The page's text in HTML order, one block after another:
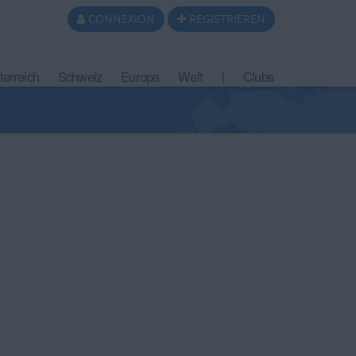
CONNEXION REGISTRIEREN
Schweiz Europa Welt Clubs